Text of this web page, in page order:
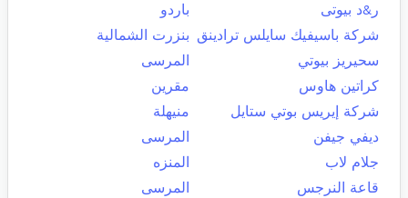
ر&د بيوتى
باردو
شركة باسيفيك سايلس ترادينق بنزرت الشمالية
سحيريز بيوتي
المرسى
كراتين هاوس
مقرين
شركة إيريس بوتي ستايل
منيهلة
ديفي جيفن
المرسى
جلام لاب
المنزه
قاعة النرجس
المرسى